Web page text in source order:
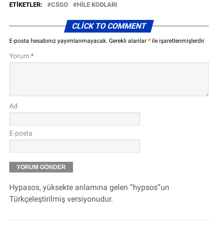
ETIKETLER: CSGO HILE KODLARI
CLICK TO COMMENT
E-posta hesabınız yayımlanmayacak. Gerekli alanlar *ile işaretlenmişlerdir
Yorum*
Ad
E-posta
Hypasos, yüksekte anlamına gelen “hypsos”un
Türkçeleştirilmiş versiyonudur.